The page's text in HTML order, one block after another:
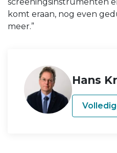
screeningsinstrumenten
komt eraan, nog even
meer.”
Hans